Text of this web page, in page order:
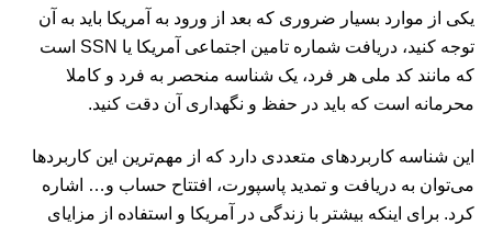
یکی از موارد بسیار ضروری که بعد از ورود به آمریکا باید به آن
توجه کنید، دریافت شماره تامین اجتماعی آمریکا یا SSN است
که مانند کد ملی هر فرد، یک شناسه منحصر به فرد و کاملا
محرمانه است که باید در حفظ و نگهداری آن دقت کنید.
این شناسه کاربردهای متعددی دارد که از مهم‌ترین این کاربردها
می‌توان به دریافت و تمدید پاسپورت، افتتاح حساب و… اشاره
کرد. برای اینکه بیشتر با زندگی در آمریکا و استفاده از مزایای